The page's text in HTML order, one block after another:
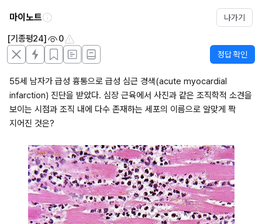
마이노트 나가기
[기종평24] 0
정답 확인
55세 남자가 급성 흉통으로 급성 심근 경색(acute myocardial
infarction) 진단을 받았다. 심장 근육에서 사진과 같은 조직학적 소견을
보이는 시점과 조직 내에 다수 존재하는 세포의 이름으로 알맞게 짝
지어진 것은?